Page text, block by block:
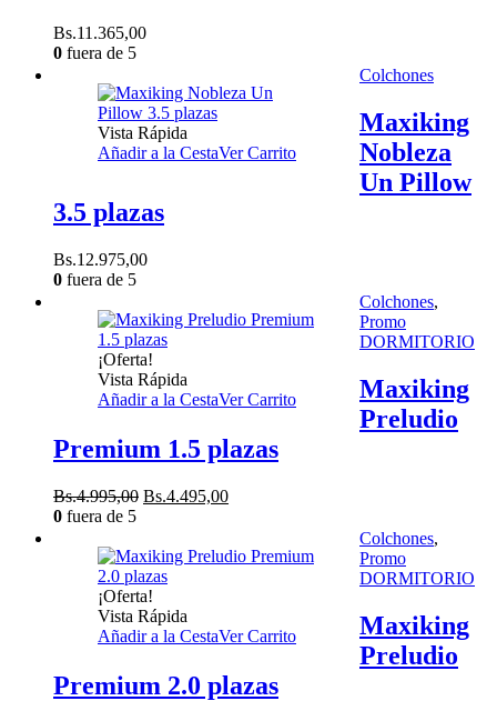
Bs.11.365,00
0 fuera de 5
Vista Rápida
Añadir a la CestaVer Carrito
Colchones
Maxiking
Nobleza
Un Pillow
3.5 plazas
Bs.12.975,00
0 fuera de 5
¡Oferta!
Vista Rápida
Añadir a la CestaVer Carrito
Colchones,
Promo
DORMITORIO
Maxiking
Preludio
Premium 1.5 plazas
Bs.4.995,00 El
era:
Bs.4.995,00.
Bs.4.495,00El
es:
0 fuera de 5
¡Oferta!
Vista Rápida
Añadir a la CestaVer Carrito
Colchones,
Promo
DORMITORIO
Maxiking
Preludio
Premium 2.0 plazas